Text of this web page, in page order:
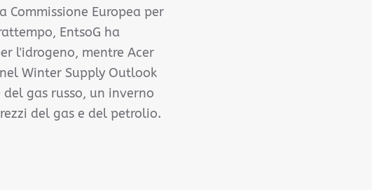
Europea per
EntsoG ha
l'idrogeno, mentre Acer
Winter Supply Outlook
gas russo, un inverno
del gas e del petrolio.